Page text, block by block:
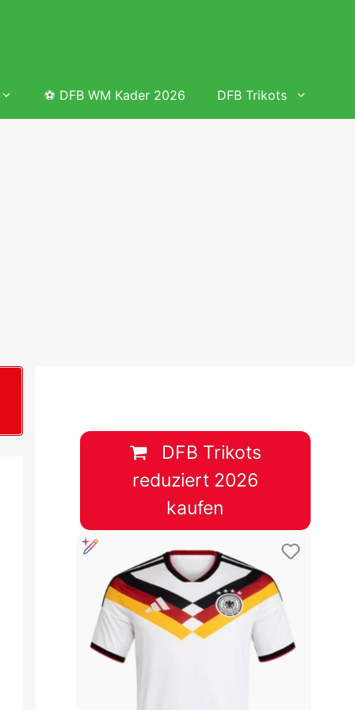
&
&
Tabelle
⚽ DFB WM Kader 2026 DFB Trikots
DFB Trikots
reduziert 2026
kaufen